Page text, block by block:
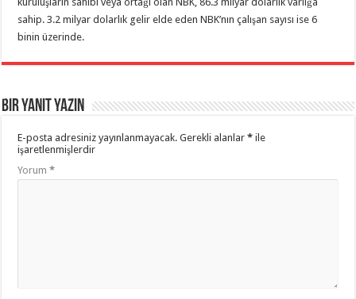
sahip. 3.2 milyar dolarlık gelir elde eden NBK’nın çalışan sayısı ise 6
binin üzerinde.
Bir yanıt yazın
E-posta adresiniz yayınlanmayacak. Gerekli alanlar* ile
işaretlenmişlerdir
Yorum*